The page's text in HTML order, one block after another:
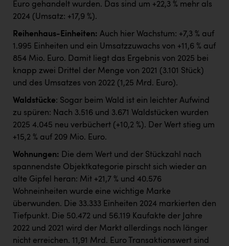
Euro gehandelt wurden. Das sind um +22,3 % mehr als
2024 (Umsatz: +17,9 %).
Reihenhaus-Einheiten: Auch hier Wachstum: +7,3 % auf
1.995 Einheiten und ein Umsatzzuwachs von +11,6 % auf
854 Mio. Euro. Damit liegt das Ergebnis von 2025 bei
knapp zwei Drittel der Menge von 2021 (3.101 Stück)
und des Umsatzes von 2022 (1,25 Mrd. Euro).
Waldstücke: Sogar beim Wald ist ein leichter Aufwind
zu spüren: Nach 3.516 und 3.671 Waldstücken wurden
2025 4.045 neu verbüchert (+10,2 %). Der Wert stieg um
+15,2 % auf 209 Mio. Euro.
Wohnungen: Die dem Wert und der Stückzahl nach
spannendste Objektkategorie pirscht sich wieder an
alte Gipfel heran: Mit +21,7 % und 40.576
Wohneinheiten wurde eine wichtige Marke
überwunden. Die 33.333 Einheiten 2024 markierten den
Tiefpunkt. Die 50.472 und 56.119 Kaufakte der Jahre
2022 und 2021 wird der Markt allerdings noch länger
nicht erreichen. 11,91 Mrd. Euro Transaktionswert sind